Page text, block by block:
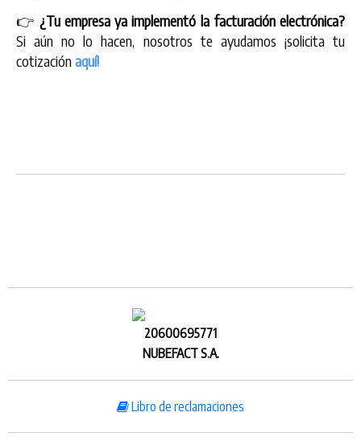
👉 ¿Tu empresa ya implementó la facturación electrónica?
Si aún no lo hacen, nosotros te ayudamos ¡solicita tu
cotizaciónaquí!
20600695771
NUBEFACT S.A.
Libro de reclamaciones